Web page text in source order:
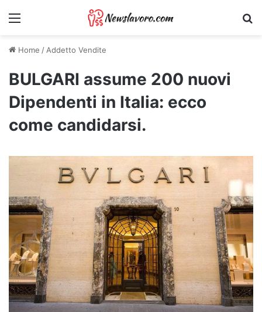
Menu
Home /Addetto Vendite
BULGARI assume 200 nuovi
Dipendenti in Italia: ecco
come candidarsi.